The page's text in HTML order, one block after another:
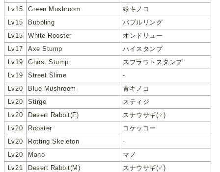
Lv15
Green Mushroom
緑キノコ
Lv15
Bubbling
バブルリング
Lv15
White Rooster
オンドリュー
Lv17
Axe Stump
ハイスタンプ
Lv19
Ghost Stump
スプラウトスタンプ
Lv19
Street Slime
-
Lv20
Blue Mushroom
青キノコ
Lv20
Stirge
スティジ
Lv20
Desert Rabbit(F)
スナウサギ(♀)
Lv20
Rooster
コケッコー
Lv20
Rotting Skeleton
-
Lv20
Mano
マノ
Lv21
Desert Rabbit(M)
スナウサギ(♂)